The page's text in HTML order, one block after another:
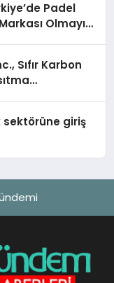
Padel
Olmayı
Sıfır Karbon
sektörüne giriş